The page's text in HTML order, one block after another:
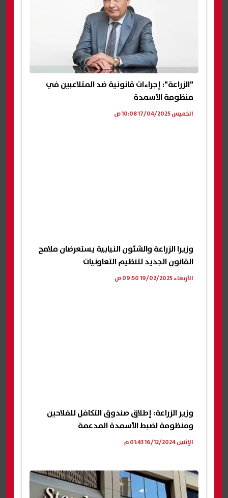
"الزراعة": إجراءات قانونية ضد المتلاعبين في
منظومة الأسمدة
الخميس 17/04/2025 10:08 ص
وزيرا الزراعة والشئون النيابية يستعرضان ملامح
القانون الجديد لتنظيم التعاونيات
الأربعاء 19/02/2025 09:50 ص
وزير الزراعة: إطلاق صندوق التكافل للفلاحين
ومنظومة لضبط الأسمدة المدعمة
الإثنين 16/12/2024 01:43 م